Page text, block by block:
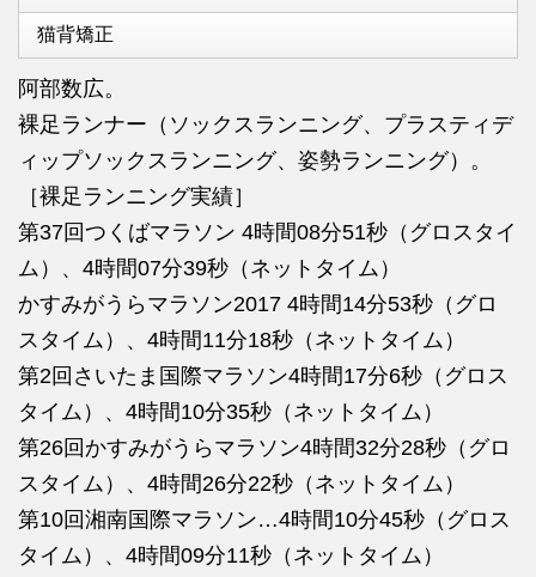
猫背矯正
阿部数広。
裸足ランナー（ソックスランニング、プラスティデ
ィップソックスランニング、姿勢ランニング）。
［裸足ランニング実績］
第37回つくばマラソン 4時間08分51秒（グロスタイ
ム）、4時間07分39秒（ネットタイム）
かすみがうらマラソン2017 4時間14分53秒（グロ
スタイム）、4時間11分18秒（ネットタイム）
第2回さいたま国際マラソン4時間17分6秒（グロス
タイム）、4時間10分35秒（ネットタイム）
第26回かすみがうらマラソン4時間32分28秒（グロ
スタイム）、4時間26分22秒（ネットタイム）
第10回湘南国際マラソン…4時間10分45秒（グロス
タイム）、4時間09分11秒（ネットタイム）